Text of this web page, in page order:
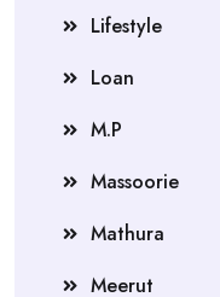
Lifestyle
Loan
M.P
Massoorie
Mathura
Meerut